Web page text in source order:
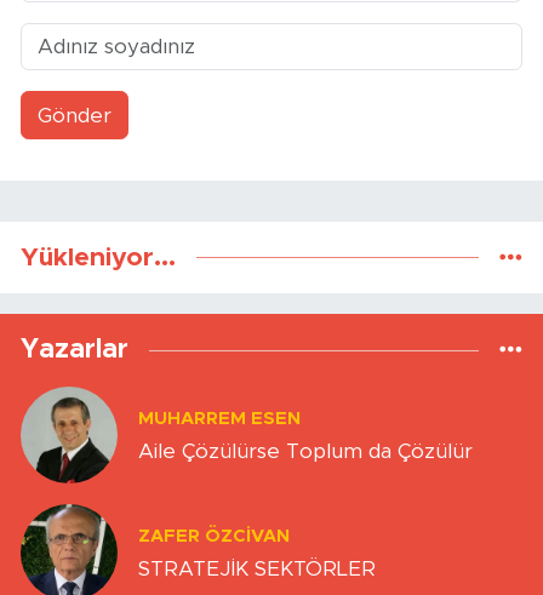
Gönder
Yükleniyor...
Yazarlar
MUHARREM ESEN
Aile Çözülürse Toplum da Çözülür
ZAFER ÖZCIVAN
STRATEJİK SEKTÖRLER